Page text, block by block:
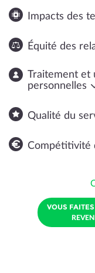
Impacts des
Équité des
Traitement et
personnelles
Qualité du
Compétitivité
VOUS